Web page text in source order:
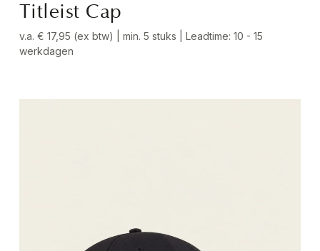
Titleist Cap
v.a. € 17,95 (ex btw) | min. 5 stuks | Leadtime: 10 - 15
werkdagen